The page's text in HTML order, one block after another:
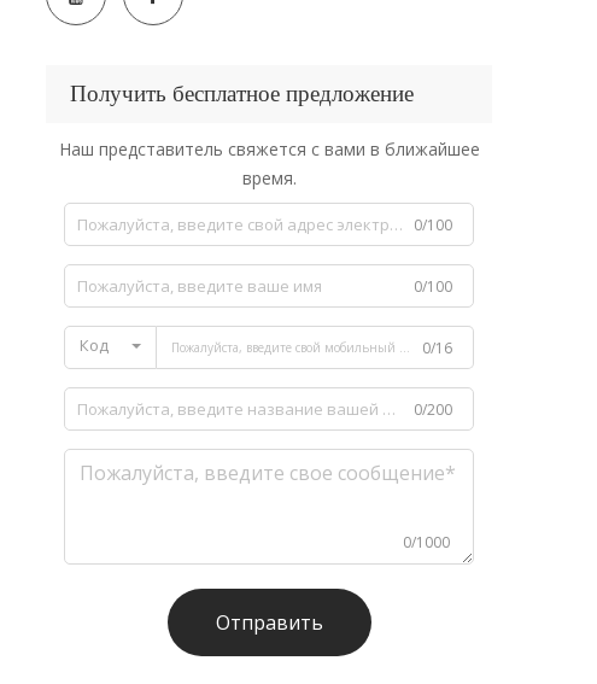
Получить бесплатное предложение
Наш представитель свяжется с вами в ближайшее
время.
0/100
0/100
Код 0/16
0/200
0/1000
Отправить